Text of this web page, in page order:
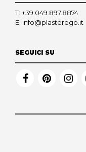
T: +39.049.897.8874
E: info@plasterego.it
SEGUICI SU